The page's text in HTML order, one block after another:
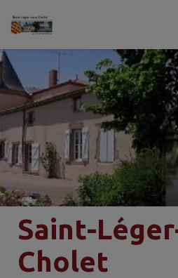
Contenu
Saint-
Cholet